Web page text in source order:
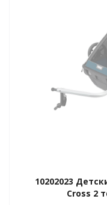
10202023
Cross 2